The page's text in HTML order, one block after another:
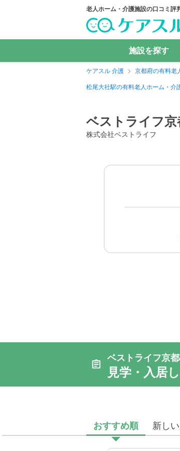
老人ホーム・介護施設の口コミ評
施設を探す
ケアスル 介護 京都府の有料老
松尾大社駅の有料老人ホーム・介
ベストライフ
株式会社ベストライフ
ベストライフ京
見学・入居
おすすめ順 新し